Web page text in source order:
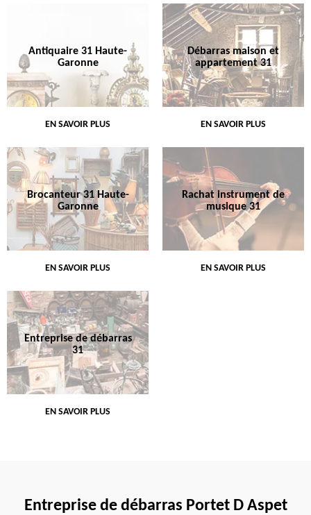
Antiquaire 31 Haute-
Garonne
EN SAVOIR PLUS
Débarras maison et
appartement 31
EN SAVOIR PLUS
Brocanteur 31 Haute-
Garonne
EN SAVOIR PLUS
Rachat instrument de
musique 31
EN SAVOIR PLUS
Entreprise de débarras
31
EN SAVOIR PLUS
Entreprise de débarras Portet D Aspet